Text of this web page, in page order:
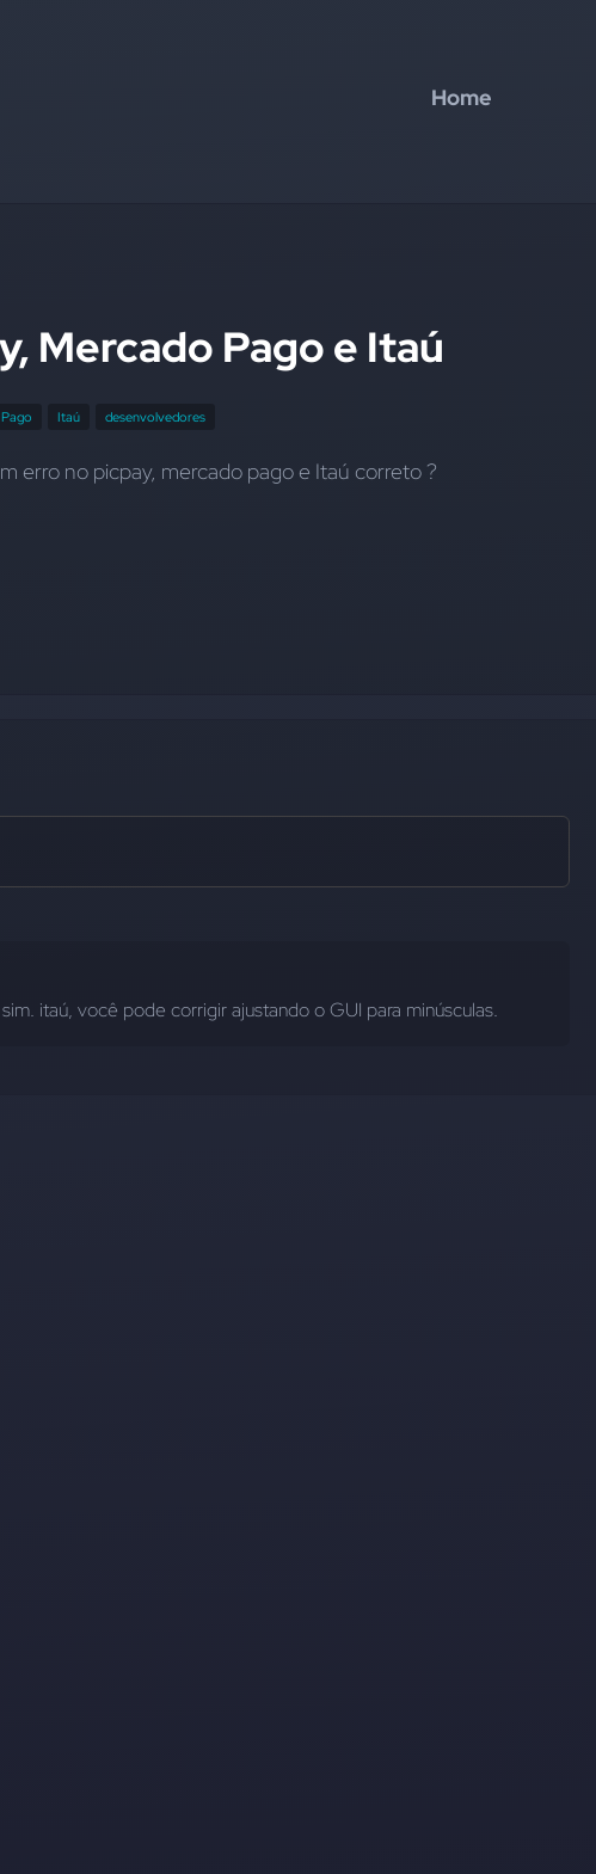
Home
Mercado Pago e Itaú
Itaú desenvolvedores
erro no picpay, mercado pago e Itaú correto ?
itaú, você pode corrigir ajustando o GUI para minúsculas.